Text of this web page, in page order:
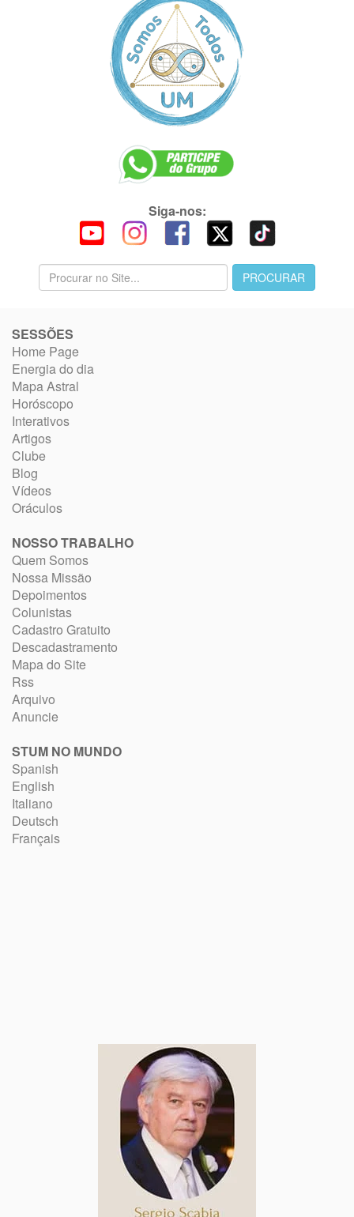
Siga-nos:
SESSÕES
Home Page
Energia do dia
Mapa Astral
Horóscopo
Interativos
Artigos
Clube
Blog
Vídeos
Oráculos
NOSSO TRABALHO
Quem Somos
Nossa Missão
Depoimentos
Colunistas
Cadastro Gratuito
Descadastramento
Mapa do Site
Rss
Arquivo
Anuncie
STUM NO MUNDO
Spanish
English
Italiano
Deutsch
Français